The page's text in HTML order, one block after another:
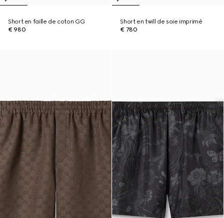
Short en faille de coton GG
€ 980
Short en twill de soie imprimé
€ 780